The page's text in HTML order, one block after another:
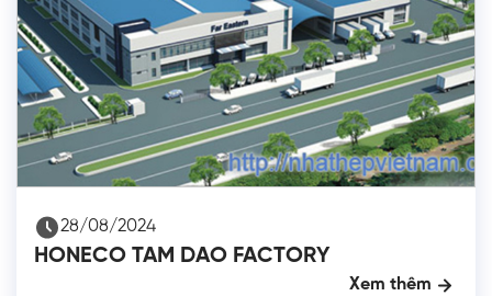
28/08/2024
HONECO TAM DAO FACTORY
Xem thêm